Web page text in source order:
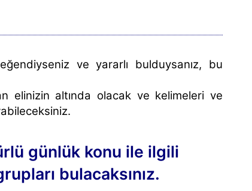
ve yararlı bulduysanız, bu
elinizin altında olacak ve kelimeleri ve
günlük konu ile ilgili
bulacaksınız.